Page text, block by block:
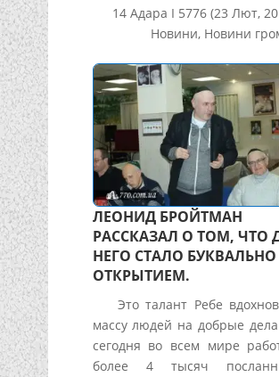
14 Адара I 5776 (23 Лют,
Новини, Новини
ЛЕОНИД БРОЙТМАН
РАССКАЗАЛ О ТОМ, ЧТО
НЕГО СТАЛО БУКВАЛЬНО
ОТКРЫТИЕМ.
Это талант Ребе
массу людей на добрые
сегодня во всем мире
более 4 тысяч